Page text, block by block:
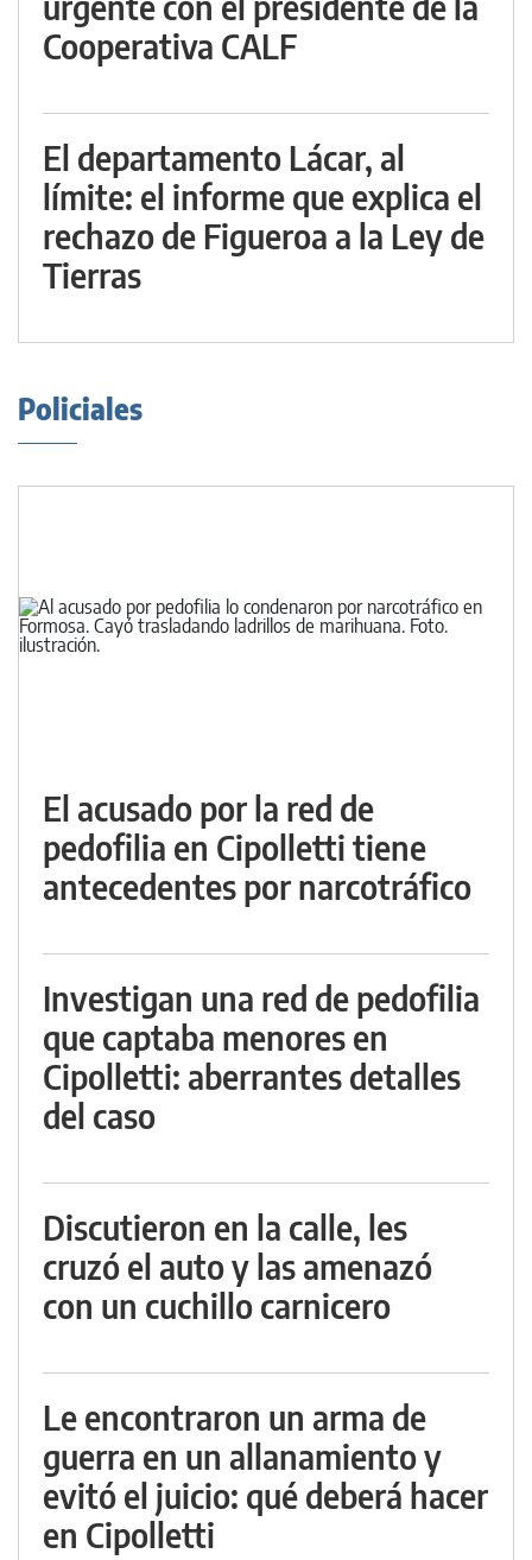
Cooperativa CALF
El departamento Lácar, al
límite: el informe que explica el
rechazo de Figueroa a la Ley de
Tierras
Policiales
El acusado por la red de
pedofilia en Cipolletti tiene
antecedentes por narcotráfico
Investigan una red de pedofilia
que captaba menores en
Cipolletti: aberrantes detalles
del caso
Discutieron en la calle, les
cruzó el auto y las amenazó
con un cuchillo carnicero
Le encontraron un arma de
guerra en un allanamiento y
evitó el juicio: qué deberá hacer
en Cipolletti